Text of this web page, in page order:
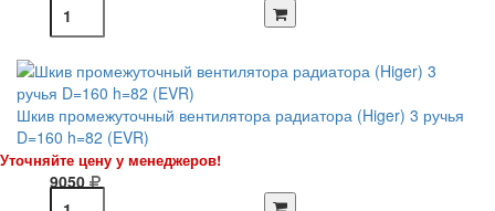
Шкив промежуточный вентилятора радиатора (Higer) 3 ручья
D=160 h=82 (EVR)
Уточняйте цену у менеджеров!
9050